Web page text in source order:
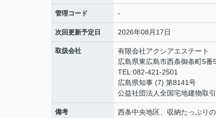
管理コード -
次回更新予定日 2026年08月17日
取扱会社
有限会社アクシアエステート
広島県東広島市西条御条町5番
TEL:082-421-2501
広島県知事 (7) 第8141号
公益社団法人全国宅地建物取
備考
西条中央地区、収納たっぷり